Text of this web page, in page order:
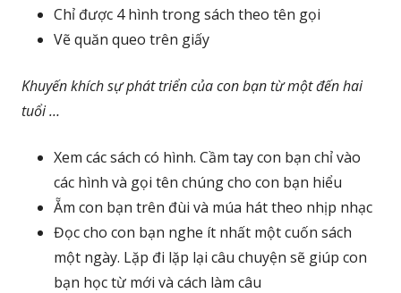
Chỉ được 4 hình trong sách theo tên gọi
Vẽ quăn queo trên giấy
Khuyến khích sự phát triển của con bạn từ một đến hai
tuổi …
Xem các sách có hình. Cầm tay con bạn chỉ vào
các hình và gọi tên chúng cho con bạn hiểu
Ẵm con bạn trên đùi và múa hát theo nhịp nhạc
Đọc cho con bạn nghe ít nhất một cuốn sách
một ngày. Lặp đi lặp lại câu chuyện sẽ giúp con
bạn học từ mới và cách làm câu